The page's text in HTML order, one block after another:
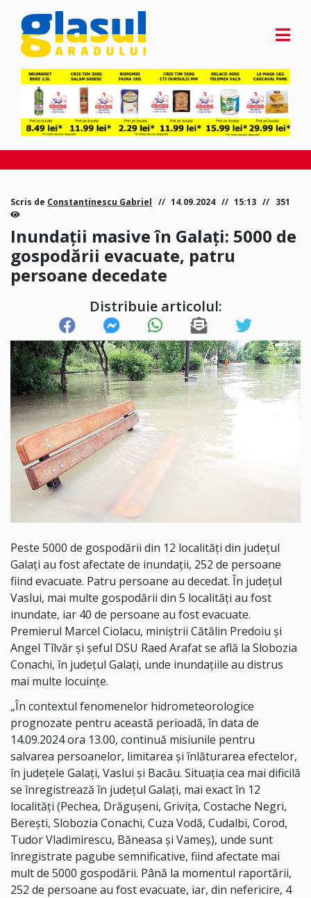
Scris de Constantinescu Gabriel 14.09.2024 15:13 351
Inundații masive în Galați: 5000 de
gospodării evacuate, patru
persoane decedate
Distribuie articolul:
Peste 5000 de gospodării din 12 localităţi din judeţul
Galaţi au fost afectate de inundaţii, 252 de persoane
fiind evacuate. Patru persoane au decedat. În judeţul
Vaslui, mai multe gospodării din 5 localităţi au fost
inundate, iar 40 de persoane au fost evacuate.
Premierul Marcel Ciolacu, miniştrii Cătălin Predoiu şi
Angel Tîlvăr şi şeful DSU Raed Arafat se află la Slobozia
Conachi, în judeţul Galaţi, unde inundaţiile au distrus
mai multe locuinţe.
„În contextul fenomenelor hidrometeorologice
prognozate pentru această perioadă, în data de
14.09.2024 ora 13.00, continuă misiunile pentru
salvarea persoanelor, limitarea şi înlăturarea efectelor,
în judeţele Galaţi, Vaslui şi Bacău. Situaţia cea mai dificilă
se înregistrează în judeţul Galaţi, mai exact în 12
localităţi (Pechea, Drăguşeni, Griviţa, Costache Negri,
Bereşti, Slobozia Conachi, Cuza Vodă, Cudalbi, Corod,
Tudor Vladimirescu, Băneasa şi Vameş), unde sunt
înregistrate pagube semnificative, fiind afectate mai
mult de 5000 gospodării. Până la momentul raportării,
252 de persoane au fost evacuate, iar, din nefericire, 4